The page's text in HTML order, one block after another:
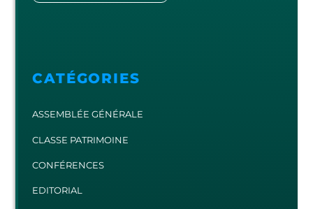
CATÉGORIES
ASSEMBLÉE GÉNÉRALE
CLASSE PATRIMOINE
CONFÉRENCES
EDITORIAL